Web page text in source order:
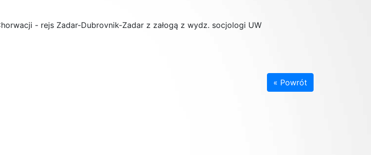
- rejs Zadar-Dubrovnik-Zadar z załogą z wydz. socjologi UW
« Powrót